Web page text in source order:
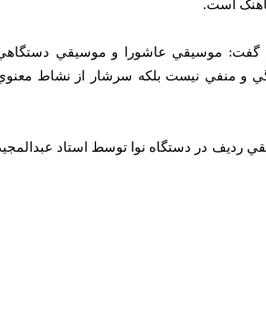
است.
موسيقي عاشورا و موسيقي دستگاهي
و منفي نيست بلكه سرشار از نشاط معنوي
رديف در دستگاه نوا توسط استاد عبدالمجيد